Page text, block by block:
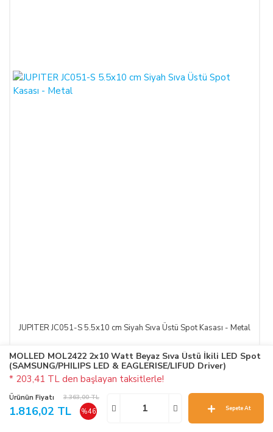
MOLLED MOL2422 2x10 Watt Beyaz Sıva Üstü İkili LED Spot
(SAMSUNG/PHILIPS LED & EAGLERISE/LIFUD Driver)
* 203,41 TL den başlayan taksitlerle!
Ürünün Fiyatı 3.363,00 TL
1.816,02 TL %46 Sepete At
JUPITER JC051-S 5.5x10 cm Siyah Sıva Üstü Spot Kasası - Metal
%45
650,51 TL